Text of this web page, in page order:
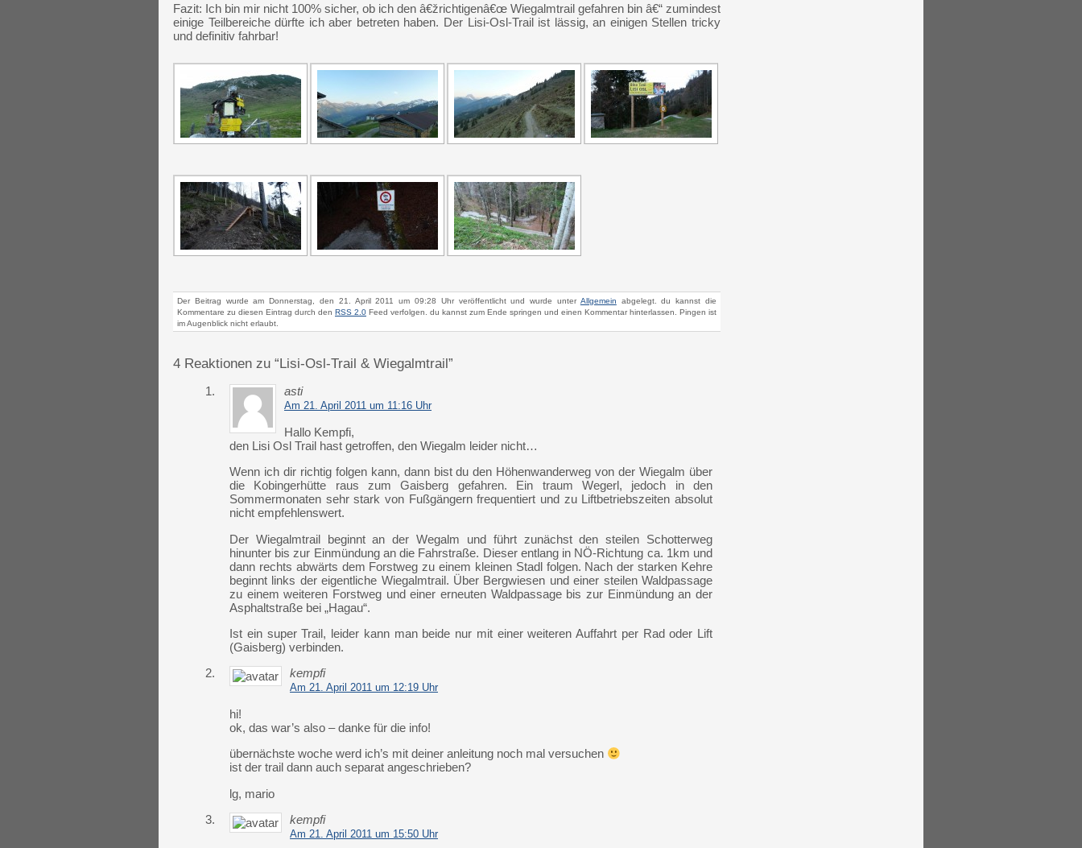
Fazit: Ich bin mir nicht 100% sicher, ob ich den â€žrichtigenâ€œ Wiegalmtrail gefahren bin â€“ zumindest
einige Teilbereiche dürfte ich aber betreten haben. Der Lisi-Osl-Trail ist lässig, an einigen Stellen tricky
und definitiv fahrbar!
Der Beitrag wurde am Donnerstag, den 21. April 2011 um 09:28 Uhr veröffentlicht und wurde unter Allgemein abgelegt. du kannst die
Kommentare zu diesen Eintrag durch den RSS 2.0 Feed verfolgen. du kannst zum Ende springen und einen Kommentar hinterlassen. Pingen ist
im Augenblick nicht erlaubt.
4 Reaktionen zu “Lisi-Osl-Trail & Wiegalmtrail”
1. asti
Am 21. April 2011 um 11:16 Uhr
Hallo Kempfi,
den Lisi Osl Trail hast getroffen, den Wiegalm leider nicht…
Wenn ich dir richtig folgen kann, dann bist du den Höhenwanderweg von der Wiegalm über
die Kobingerhütte raus zum Gaisberg gefahren. Ein traum Wegerl, jedoch in den
Sommermonaten sehr stark von Fußgängern frequentiert und zu Liftbetriebszeiten absolut
nicht empfehlenswert.
Der Wiegalmtrail beginnt an der Wegalm und führt zunächst den steilen Schotterweg
hinunter bis zur Einmündung an die Fahrstraße. Dieser entlang in NÖ-Richtung ca. 1km und
dann rechts abwärts dem Forstweg zu einem kleinen Stadl folgen. Nach der starken Kehre
beginnt links der eigentliche Wiegalmtrail. Über Bergwiesen und einer steilen Waldpassage
zu einem weiteren Forstweg und einer erneuten Waldpassage bis zur Einmündung an der
Asphaltstraße bei „Hagau“.
Ist ein super Trail, leider kann man beide nur mit einer weiteren Auffahrt per Rad oder Lift
(Gaisberg) verbinden.
2.
kempfi
Am 21. April 2011 um 12:19 Uhr
hi!
ok, das war’s also – danke für die info!
übernächste woche werd ich’s mit deiner anleitung noch mal versuchen
ist der trail dann auch separat angeschrieben?
lg, mario
3.
kempfi
Am 21. April 2011 um 15:50 Uhr